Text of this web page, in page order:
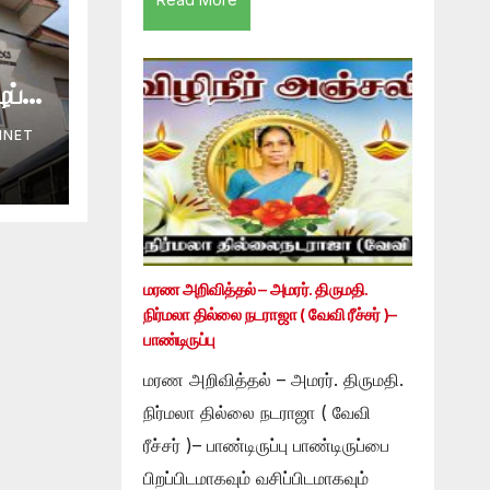
மரண அறிவித்தல் – அமரர். திருமதி.
நிர்மலா தில்லை நடராஜா ( வேவி ரீச்சர் )–
பாண்டிருப்பு
மரண அறிவித்தல் – அமரர். திருமதி.
நிர்மலா தில்லை நடராஜா ( வேவி
ரீச்சர் )– பாண்டிருப்பு பாண்டிருப்பை
பிறப்பிடமாகவும் வசிப்பிடமாகவும்